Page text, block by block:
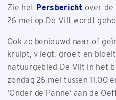
Zie het Persbericht over de
26 mei op De Vilt wordt
Ook zo benieuwd naar of
kruipt, vliegt, groeit en bloeit
natuurgebied De Vilt in het
zondag 26 mei tussen 11.00
‘Onder de Panne’ aan de